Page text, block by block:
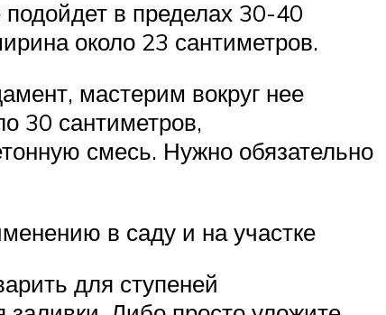
в пределах 30-40
около 23 сантиметров.
мастерим вокруг нее
30 сантиметров,
смесь. Нужно обязательно
в саду и на участке
для ступеней